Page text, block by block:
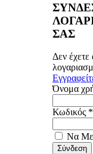
ΣΑΣ
Δεν
Όνομα
Κωδικός *
Να Με